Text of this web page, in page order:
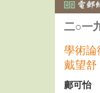
二○一
學術論
戴望舒
鄺可怡